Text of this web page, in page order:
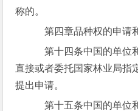
称的。
第四章品种权的申请
第十四条中国的单位
直接或者委托国家林业局指
提出申请。
第十五条中国的单位